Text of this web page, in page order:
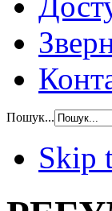
Пошук...
Skip